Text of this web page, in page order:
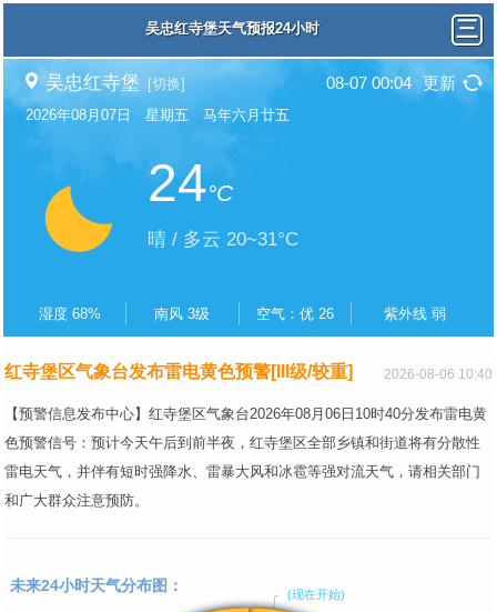
吴忠红寺堡天气预报24小时
吴忠红寺堡 [切换] 08-07 00:04 更新
2026年08月07日 星期五 马年六月廿五
24°C
晴 / 多云 20~31°C
湿度 68% 南风 3级 空气：优 26 紫外线 弱
2026-08-06 10:40
红寺堡区气象台发布雷电黄色预警[III级/较重]
【预警信息发布中心】红寺堡区气象台2026年08月06日10时40分发布雷电黄
色预警信号：预计今天午后到前半夜，红寺堡区全部乡镇和街道将有分散性
雷电天气，并伴有短时强降水、雷暴大风和冰雹等强对流天气，请相关部门
和广大群众注意预防。